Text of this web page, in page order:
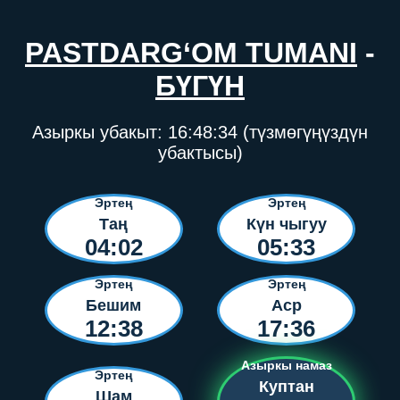
PASTDARG‘OM TUMANI -
БҮГҮН
Азыркы убакыт: 16:48:34 (түзмөгүңүздүн
убактысы)
Эртең
Таң
04:02
Эртең
Күн чыгуу
05:33
Эртең
Бешим
12:38
Эртең
Аср
17:36
Эртең
Азыркы намаз
Куптан